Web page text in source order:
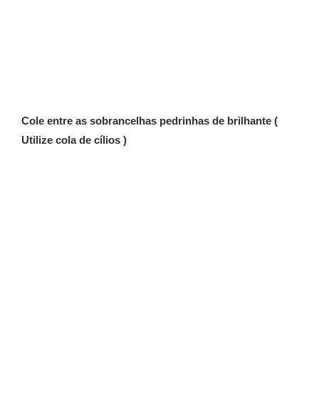
Cole entre as sobrancelhas pedrinhas de brilhante (
Utilize cola de cílios )